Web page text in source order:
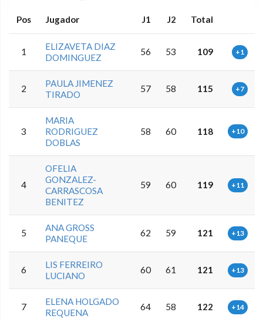
Pos Jugador J1 J2 Total
1
ELIZAVETA DIAZ
DOMINGUEZ
56 53 109 +1
2
PAULA JIMENEZ
TIRADO
57 58 115 +7
3
MARIA
RODRIGUEZ
DOBLAS
58 60 118 +10
4
OFELIA
GONZALEZ-
CARRASCOSA
BENITEZ
59 60 119 +11
5
ANA GROSS
PANEQUE
62 59 121 +13
6
LIS FERREIRO
LUCIANO
60 61 121 +13
7
ELENA HOLGADO
REQUENA
64 58 122 +14